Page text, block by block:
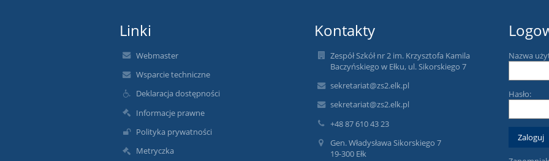
Linki
Webmaster
Wsparcie techniczne
Deklaracja dostępności
Informacje prawne
Polityka prywatności
Metryczka
Kontakty
Zespół Szkół nr 2 im. Krzysztofa Kamila
Baczyńskiego w Ełku, ul. Sikorskiego 7
sekretariat@zs2.elk.pl
sekretariat@zs2.elk.pl
+48 87 610 43 23
Gen. Władysława Sikorskiego 7
19-300 Ełk
Nazwa
Hasło: